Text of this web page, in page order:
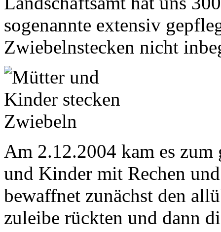
sogenannte extensiv
Zwiebelnstecken nicht
Am 2.12.2004 kam es
und Kinder mit Rechen
bewaffnet zunächst den
zuleibe rückten und dann